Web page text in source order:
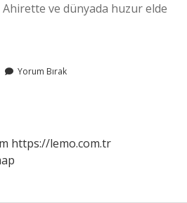
Ahirette ve dünyada huzur elde
Yorum Bırak
https://lemo.com.tr